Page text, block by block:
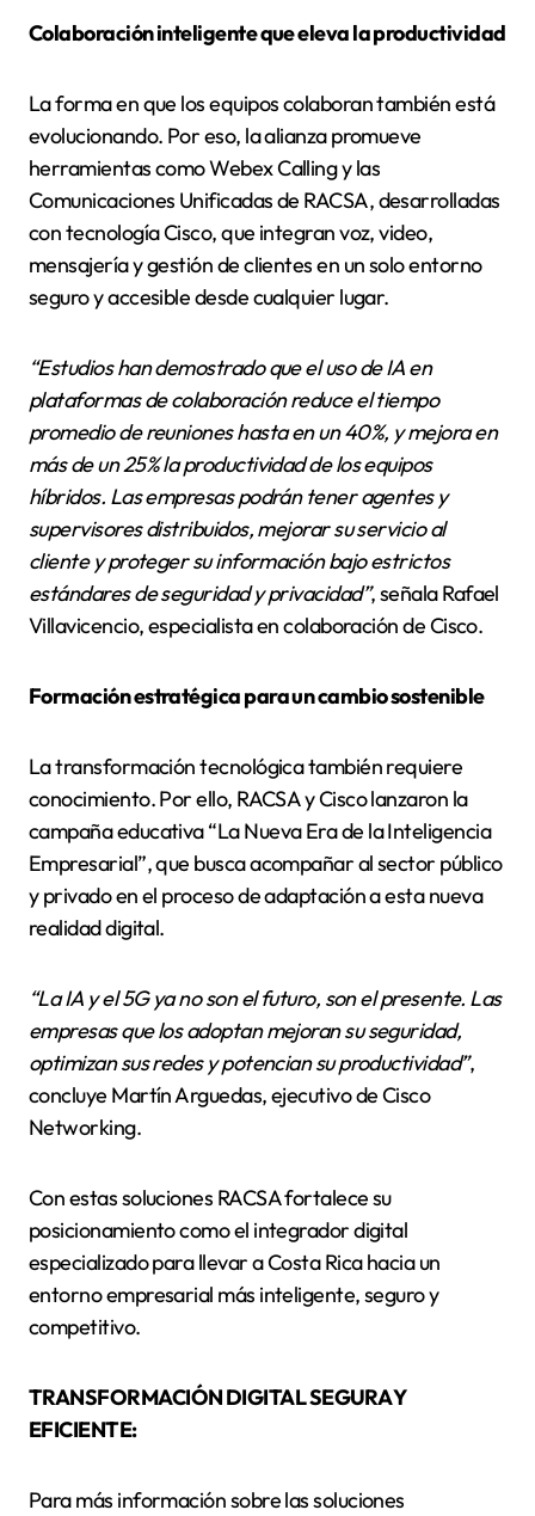
Colaboración inteligente que eleva la productividad
La forma en que los equipos colaboran también está
evolucionando. Por eso, la alianza promueve
herramientas como Webex Calling y las
Comunicaciones Unificadas de RACSA, desarrolladas
con tecnología Cisco, que integran voz, video,
mensajería y gestión de clientes en un solo entorno
seguro y accesible desde cualquier lugar.
“Estudios han demostrado que el uso de IA en
plataformas de colaboración reduce el tiempo
promedio de reuniones hasta en un 40%, y mejora en
más de un 25% la productividad de los equipos
híbridos. Las empresas podrán tener agentes y
supervisores distribuidos, mejorar su servicio al
cliente y proteger su información bajo estrictos
estándares de seguridad y privacidad”, señala Rafael
Villavicencio, especialista en colaboración de Cisco.
Formación estratégica para un cambio sostenible
La transformación tecnológica también requiere
conocimiento. Por ello, RACSA y Cisco lanzaron la
campaña educativa “La Nueva Era de la Inteligencia
Empresarial”, que busca acompañar al sector público
y privado en el proceso de adaptación a esta nueva
realidad digital.
“La IA y el 5G ya no son el futuro, son el presente. Las
empresas que los adoptan mejoran su seguridad,
optimizan sus redes y potencian su productividad”,
concluye Martín Arguedas, ejecutivo de Cisco
Networking.
Con estas soluciones RACSA fortalece su
posicionamiento como el integrador digital
especializado para llevar a Costa Rica hacia un
entorno empresarial más inteligente, seguro y
competitivo.
TRANSFORMACIÓN DIGITAL SEGURA Y
EFICIENTE:
Para más información sobre las soluciones